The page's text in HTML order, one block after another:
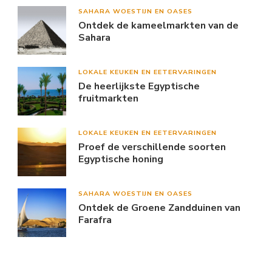
SAHARA WOESTIJN EN OASES
Ontdek de kameelmarkten van de
Sahara
LOKALE KEUKEN EN EETERVARINGEN
De heerlijkste Egyptische
fruitmarkten
LOKALE KEUKEN EN EETERVARINGEN
Proef de verschillende soorten
Egyptische honing
SAHARA WOESTIJN EN OASES
Ontdek de Groene Zandduinen van
Farafra